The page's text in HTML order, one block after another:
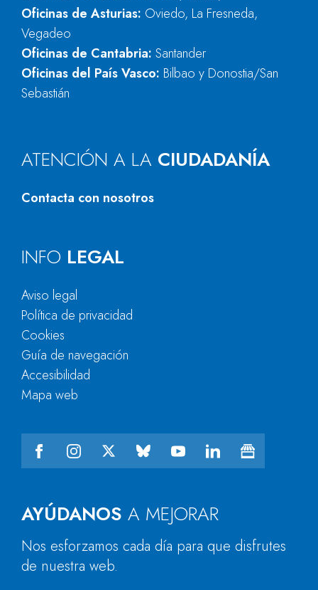
Oficinas de Asturias: Oviedo, La Fresneda,
Vegadeo
Oficinas de Cantabria: Santander
Oficinas del País Vasco: Bilbao y Donostia/San
Sebastián
ATENCIÓN A LA CIUDADANÍA
Contacta con nosotros
AYÚDANOS A MEJORAR
Nos esforzamos cada día para que disfrutes
de nuestra web.
INFO LEGAL
Aviso legal
Política de privacidad
Cookies
Guía de navegación
Accesibilidad
Mapa web